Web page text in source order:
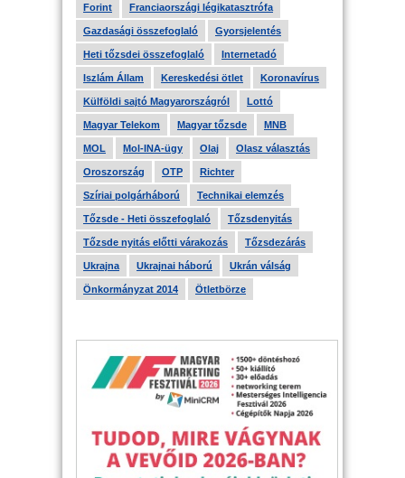
Forint Franciaországi légikatasztrófa
Gazdasági összefoglaló Gyorsjelentés
Heti tőzsdei összefoglaló Internetadó
Iszlám Állam Kereskedési ötlet Koronavírus
Külföldi sajtó Magyarországról Lottó
Magyar Telekom Magyar tőzsde MNB
MOL Mol-INA-ügy Olaj Olasz választás
Oroszország OTP Richter
Szíriai polgárháború Technikai elemzés
Tőzsde - Heti összefoglaló Tőzsdenyitás
Tőzsde nyitás előtti várakozás Tőzsdezárás
Ukrajna Ukrajnai háború Ukrán válság
Önkormányzat 2014 Ötletbörze